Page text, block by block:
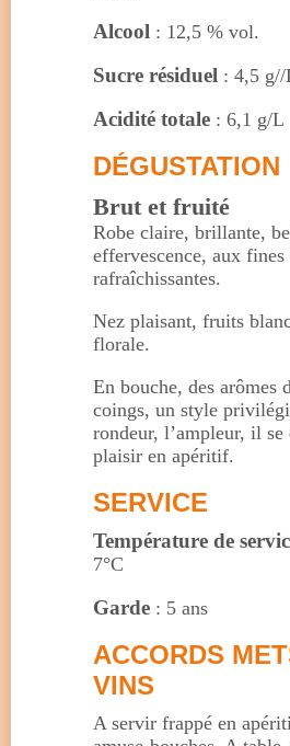
Alcool : 12,5 % vol.
Sucre résiduel : 4,5 g//
Acidité totale: 6,1 g/L
DÉGUSTATION
Brut et fruité
Robe claire, brillante,
effervescence, aux fines
rafraîchissantes.
Nez plaisant, fruits
florale.
En bouche, des arômes
coings, un style
rondeur, l’ampleur, il se
plaisir en apéritif.
SERVICE
Température de
7°C
Garde: 5 ans
ACCORDS
VINS
A servir frappé en